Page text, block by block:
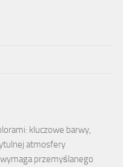
kluczowe barwy,
atmosfery
przemyślanego